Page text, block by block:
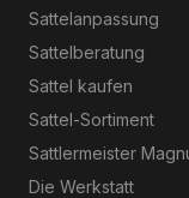
Sattelanpassung
Sattelberatung
Sattel kaufen
Sattel-Sortiment
Sattlermeister
Die Werkstatt